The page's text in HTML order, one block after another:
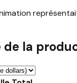
de la